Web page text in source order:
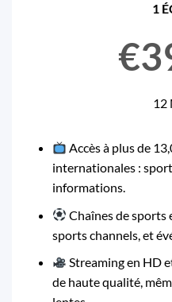
1
12
Accès à plus de
internationales :
informations.
Chaînes de sports
sports channels, et
Streaming en HD
de haute qualité,